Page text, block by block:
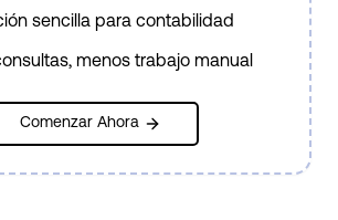
sencilla para contabilidad
menos trabajo manual
Comenzar Ahora